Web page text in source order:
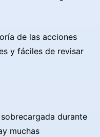
de las acciones
y fáciles de revisar
durante
muchas